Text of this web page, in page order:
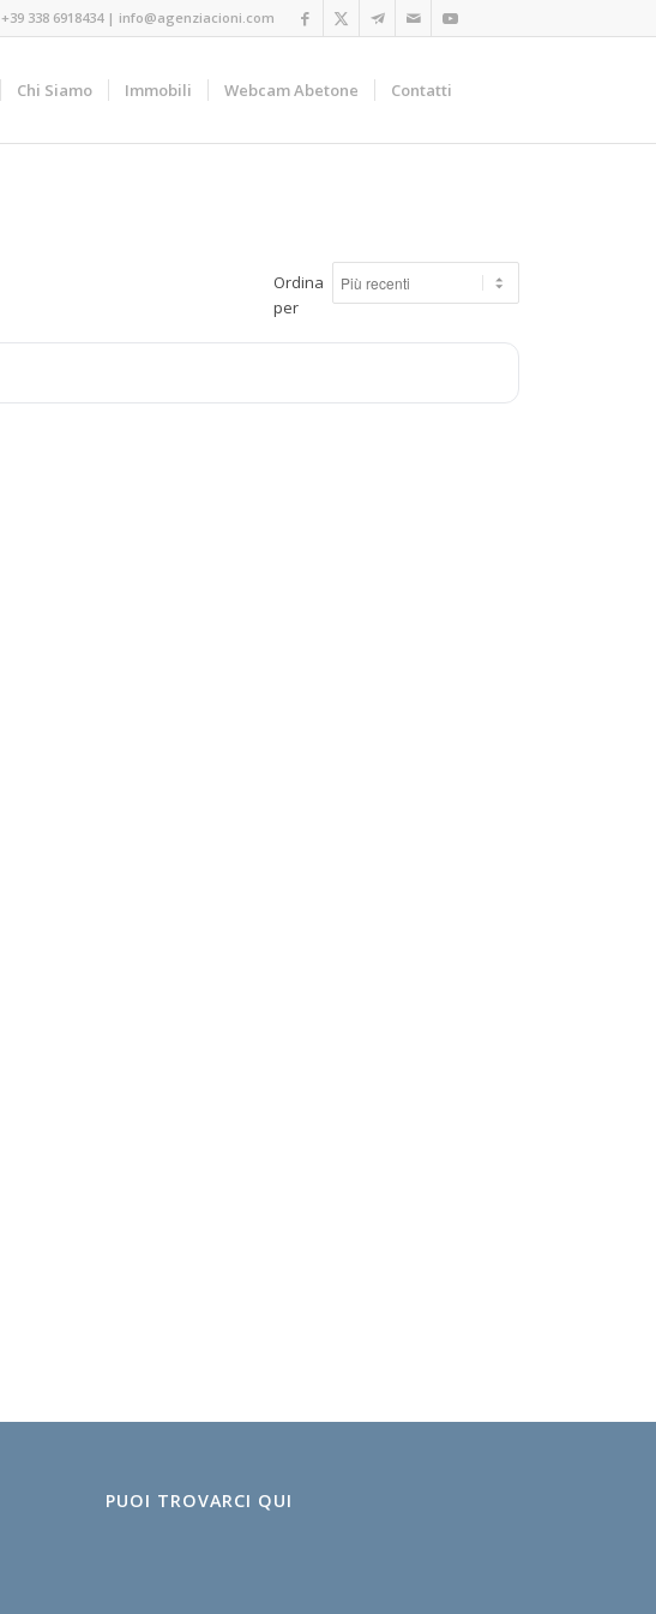
+39 338 6918434| info@agenziacioni.com
Chi Siamo Immobili Webcam Abetone Contatti
Ordina
per
PUOI TROVARCI QUI